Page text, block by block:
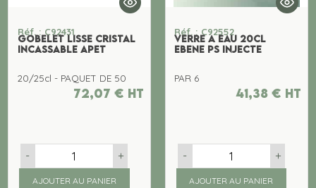
Réf. : C92431
GOBELET LISSE CRISTAL
INCASSABLE APET
20/25cl - PAQUET DE 50
72,07 € ht
- +
AJOUTER AU PANIER
Réf. : C92552
VERRE A EAU 20cl
EBENE PS INJECTE
PAR 6
41,38 € ht
- +
AJOUTER AU PANIER